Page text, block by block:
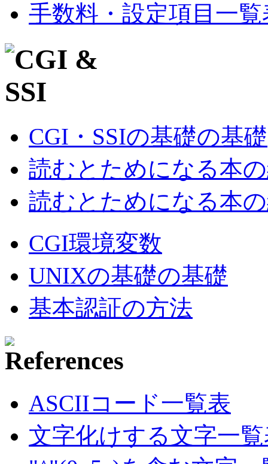
手数料・設定項目一覧
CGI・SSIの基礎の基礎
読むとためになる本
読むとためになる本
CGI環境変数
UNIXの基礎の基礎
基本認証の方法
ASCIIコード一覧表
文字化けする文字一